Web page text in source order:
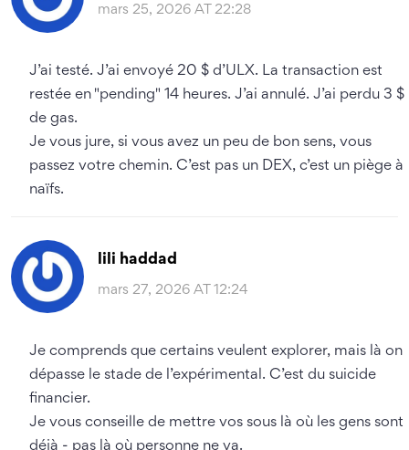
mars 25, 2026 AT 22:28
J’ai testé. J’ai envoyé 20 $ d’ULX. La transaction est
restée en "pending" 14 heures. J’ai annulé. J’ai perdu 3 $
de gas.
Je vous jure, si vous avez un peu de bon sens, vous
passez votre chemin. C’est pas un DEX, c’est un piège à
naïfs.
lili haddad
mars 27, 2026 AT 12:24
Je comprends que certains veulent explorer, mais là on
dépasse le stade de l’expérimental. C’est du suicide
financier.
Je vous conseille de mettre vos sous là où les gens sont
déjà - pas là où personne ne va.